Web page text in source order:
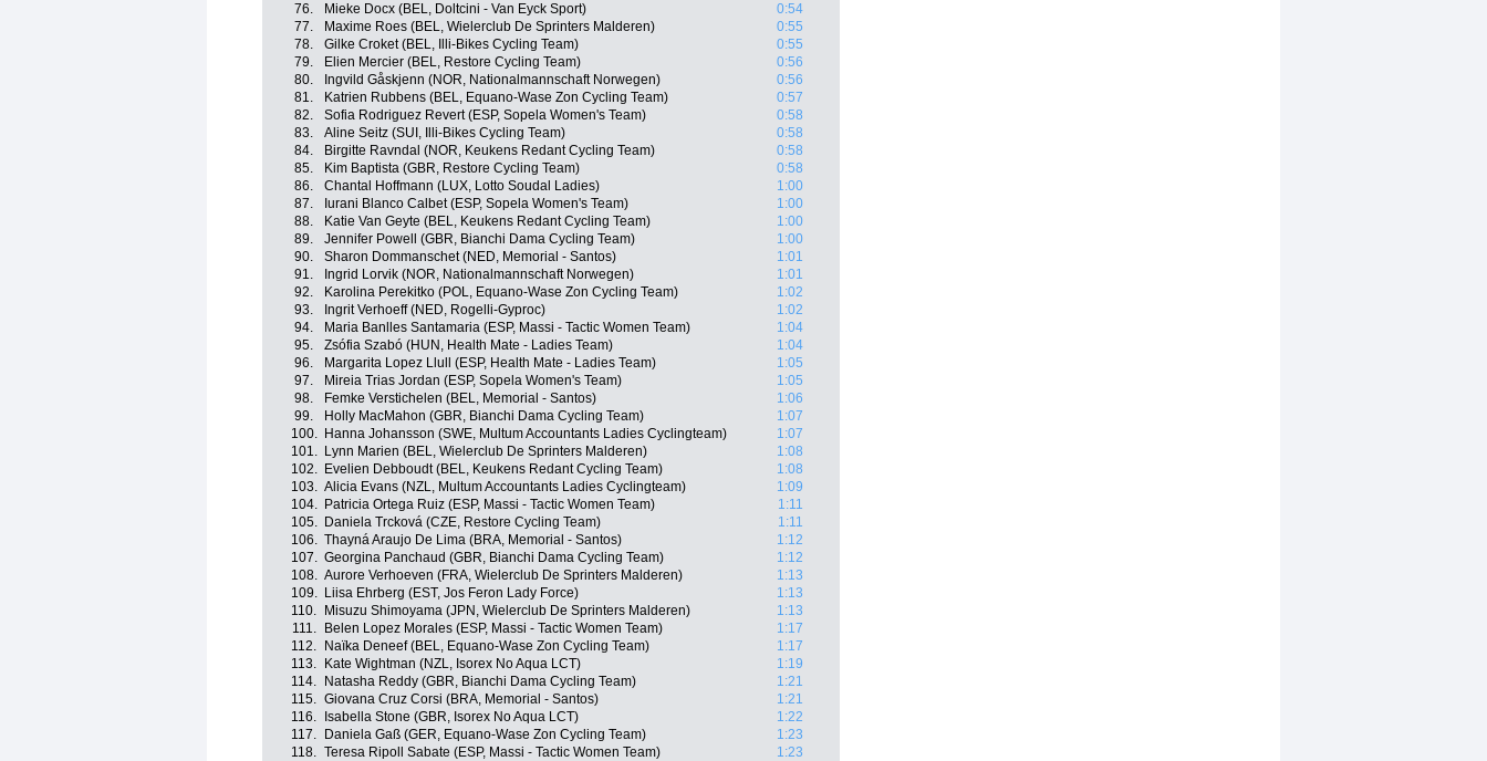
76.
Mieke Docx (BEL, Doltcini - Van Eyck Sport)
0:54
77.
Maxime Roes (BEL, Wielerclub De Sprinters Malderen)
0:55
78.
Gilke Croket (BEL, Illi-Bikes Cycling Team)
0:55
79.
Elien Mercier (BEL, Restore Cycling Team)
0:56
80.
Ingvild Gåskjenn (NOR, Nationalmannschaft Norwegen)
0:56
81.
Katrien Rubbens (BEL, Equano-Wase Zon Cycling Team)
0:57
82.
Sofia Rodriguez Revert (ESP, Sopela Women's Team)
0:58
83.
Aline Seitz (SUI, Illi-Bikes Cycling Team)
0:58
84.
Birgitte Ravndal (NOR, Keukens Redant Cycling Team)
0:58
85.
Kim Baptista (GBR, Restore Cycling Team)
0:58
86.
Chantal Hoffmann (LUX, Lotto Soudal Ladies)
1:00
87.
Iurani Blanco Calbet (ESP, Sopela Women's Team)
1:00
88.
Katie Van Geyte (BEL, Keukens Redant Cycling Team)
1:00
89.
Jennifer Powell (GBR, Bianchi Dama Cycling Team)
1:00
90.
Sharon Dommanschet (NED, Memorial - Santos)
1:01
91.
Ingrid Lorvik (NOR, Nationalmannschaft Norwegen)
1:01
92.
Karolina Perekitko (POL, Equano-Wase Zon Cycling Team)
1:02
93.
Ingrit Verhoeff (NED, Rogelli-Gyproc)
1:02
94.
Maria Banlles Santamaria (ESP, Massi - Tactic Women Team)
1:04
95.
Zsófia Szabó (HUN, Health Mate - Ladies Team)
1:04
96.
Margarita Lopez Llull (ESP, Health Mate - Ladies Team)
1:05
97.
Mireia Trias Jordan (ESP, Sopela Women's Team)
1:05
98.
Femke Verstichelen (BEL, Memorial - Santos)
1:06
99.
Holly MacMahon (GBR, Bianchi Dama Cycling Team)
1:07
100.
Hanna Johansson (SWE, Multum Accountants Ladies Cyclingteam)
1:07
101.
Lynn Marien (BEL, Wielerclub De Sprinters Malderen)
1:08
102.
Evelien Debboudt (BEL, Keukens Redant Cycling Team)
1:08
103. Alicia Evans (NZL, Multum Accountants Ladies Cyclingteam)
1:09
104.
Patricia Ortega Ruiz (ESP, Massi - Tactic Women Team)
1:11
105.
Daniela Trcková (CZE, Restore Cycling Team)
1:11
106. Thayná Araujo De Lima (BRA, Memorial - Santos)
1:12
107. Georgina Panchaud (GBR, Bianchi Dama Cycling Team)
1:12
108. Aurore Verhoeven (FRA, Wielerclub De Sprinters Malderen)
1:13
109.
Liisa Ehrberg (EST, Jos Feron Lady Force)
1:13
110.
Misuzu Shimoyama (JPN, Wielerclub De Sprinters Malderen)
1:13
111.
Belen Lopez Morales (ESP, Massi - Tactic Women Team)
1:17
112.
Naïka Deneef (BEL, Equano-Wase Zon Cycling Team)
1:17
113.
Kate Wightman (NZL, Isorex No Aqua LCT)
1:19
114.
Natasha Reddy (GBR, Bianchi Dama Cycling Team)
1:21
115. Giovana Cruz Corsi (BRA, Memorial - Santos)
1:21
116.
Isabella Stone (GBR, Isorex No Aqua LCT)
1:22
117.
Daniela Gaß (GER, Equano-Wase Zon Cycling Team)
1:23
118. Teresa Ripoll Sabate (ESP, Massi - Tactic Women Team)
1:23